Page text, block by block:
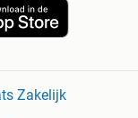
Zakelijk